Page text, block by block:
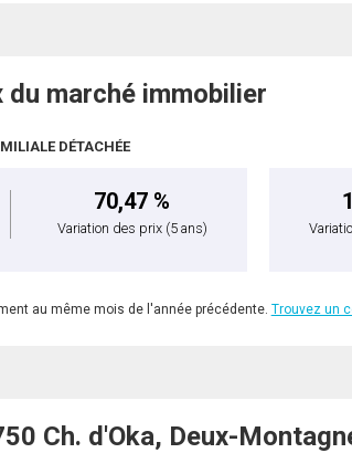
marché immobilier
DÉTACHÉE
70,47 %
Variation des prix (5 ans)
au même mois de l'année précédente. Trouvez un
Ch. d'Oka, Deux-